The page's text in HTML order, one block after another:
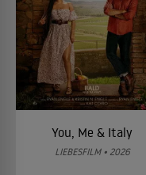
You, Me & Italy
LIEBESFILM • 2026